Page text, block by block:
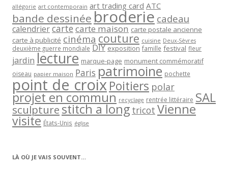
allégorie art contemporain art trading card ATC
bande dessinée broderie cadeau
calendriercartecarte maison carte postale ancienne
carte à publicité cinéma couture cuisine Deux-Sèvres
deuxième guerre mondiale DIY exposition famille festival fleur
jardin lecture marque-page monument commémoratif
oiseau papier maison Paris patrimoine pochette
point de croixPoitiers polar
projet en commun recyclage rentrée littéraire SAL
sculpturestitch a long tricot Vienne
visite États-Unis église
LÀ OÙ JE VAIS SOUVENT…